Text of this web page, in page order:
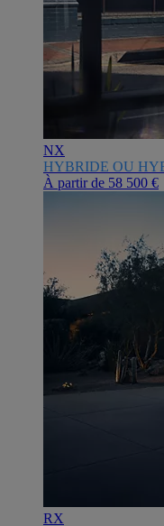
NX
HYBRIDE OU
À partir de 58 500 €
RX